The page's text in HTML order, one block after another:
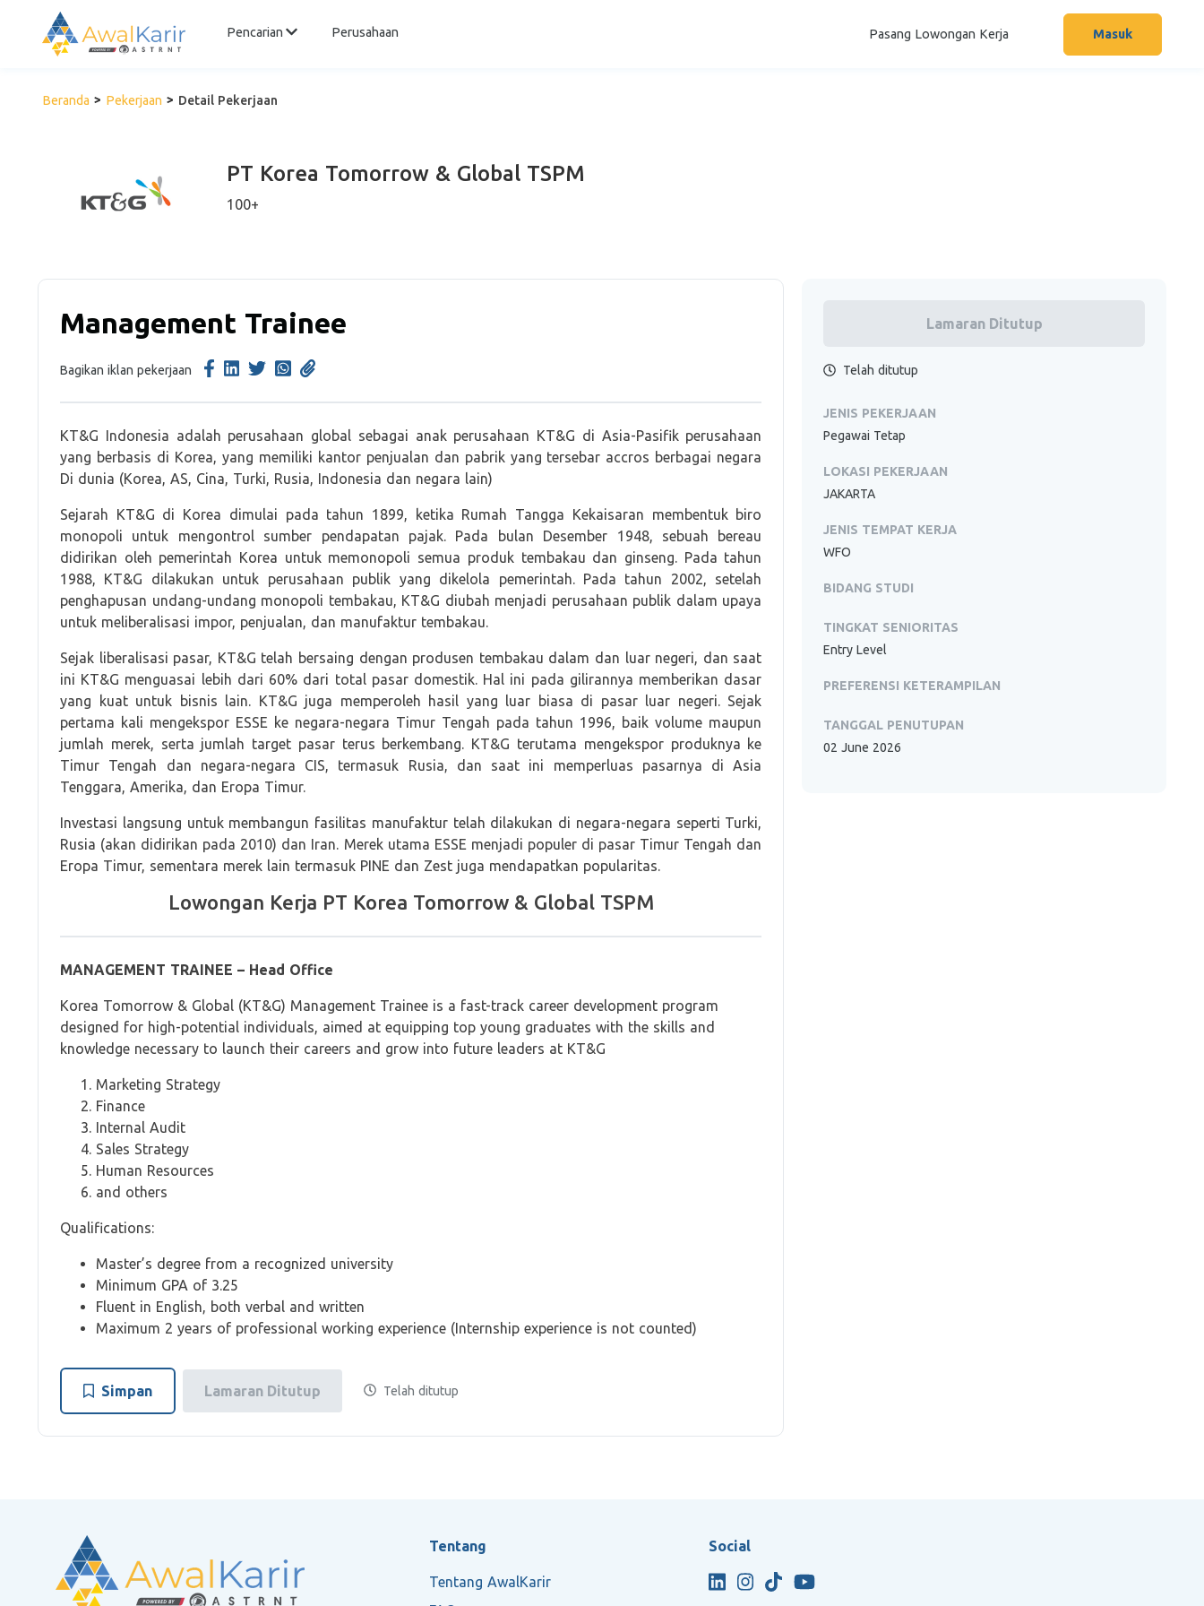
Pencarian Perusahaan Pasang Lowongan Kerja Masuk
Beranda Pekerjaan Detail Pekerjaan
PT Korea Tomorrow & Global TSPM
100+
Management Trainee
Bagikan iklan pekerjaan
KT&G Indonesia adalah perusahaan global sebagai anak perusahaan KT&G di Asia-Pasifik perusahaan
yang berbasis di Korea, yang memiliki kantor penjualan dan pabrik yang tersebar accros berbagai negara
Di dunia (Korea, AS, Cina, Turki, Rusia, Indonesia dan negara lain)
Sejarah KT&G di Korea dimulai pada tahun 1899, ketika Rumah Tangga Kekaisaran membentuk biro
monopoli untuk mengontrol sumber pendapatan pajak. Pada bulan Desember 1948, sebuah bereau
didirikan oleh pemerintah Korea untuk memonopoli semua produk tembakau dan ginseng. Pada tahun
1988, KT&G dilakukan untuk perusahaan publik yang dikelola pemerintah. Pada tahun 2002, setelah
penghapusan undang-undang monopoli tembakau, KT&G diubah menjadi perusahaan publik dalam upaya
untuk meliberalisasi impor, penjualan, dan manufaktur tembakau.
Sejak liberalisasi pasar, KT&G telah bersaing dengan produsen tembakau dalam dan luar negeri, dan saat
ini KT&G menguasai lebih dari 60% dari total pasar domestik. Hal ini pada gilirannya memberikan dasar
yang kuat untuk bisnis lain. KT&G juga memperoleh hasil yang luar biasa di pasar luar negeri. Sejak
pertama kali mengekspor ESSE ke negara-negara Timur Tengah pada tahun 1996, baik volume maupun
jumlah merek, serta jumlah target pasar terus berkembang. KT&G terutama mengekspor produknya ke
Timur Tengah dan negara-negara CIS, termasuk Rusia, dan saat ini memperluas pasarnya di Asia
Tenggara, Amerika, dan Eropa Timur.
Investasi langsung untuk membangun fasilitas manufaktur telah dilakukan di negara-negara seperti Turki,
Rusia (akan didirikan pada 2010) dan Iran. Merek utama ESSE menjadi populer di pasar Timur Tengah dan
Eropa Timur, sementara merek lain termasuk PINE dan Zest juga mendapatkan popularitas.
Lowongan Kerja PT Korea Tomorrow & Global TSPM
MANAGEMENT TRAINEE – Head Office
Korea Tomorrow & Global (KT&G) Management Trainee is a fast-track career development program
designed for high-potential individuals, aimed at equipping top young graduates with the skills and
knowledge necessary to launch their careers and grow into future leaders at KT&G
Marketing Strategy
Finance
Internal Audit
Sales Strategy
Human Resources
and others
Qualifications:
Master’s degree from a recognized university
Minimum GPA of 3.25
Fluent in English, both verbal and written
Maximum 2 years of professional working experience (Internship experience is not counted)
Simpan Lamaran Ditutup Telah ditutup
Lamaran Ditutup
Telah ditutup
JENIS PEKERJAAN
Pegawai Tetap
LOKASI PEKERJAAN
JAKARTA
JENIS TEMPAT KERJA
WFO
BIDANG STUDI
TINGKAT SENIORITAS
Entry Level
PREFERENSI KETERAMPILAN
TANGGAL PENUTUPAN
02 June 2026
Tentang
Tentang AwalKarir
Social